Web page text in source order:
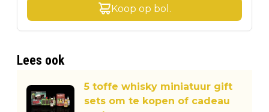
Koop op bol .
Lees ook
5 toffe whisky miniatuur gift
sets om te kopen of cadeau